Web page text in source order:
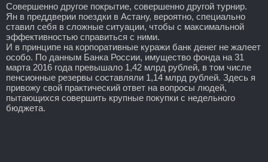
Совершенно другое покрытие, совершенно другой турнир.
Ян в преддверии поездки в Астану, вероятно, специально
ставил себя в сложные ситуации, чтобы с максимальной
эффективностью справиться с ними.
И в принципе на корпоративные куражи банк денег не жалеет
особо. По данным Банка России, имущество фонда на 31
марта 2016 года превышало 1,42 млрд рублей, в том числе
пенсионные резервы составляли 1,14 млрд рублей. Здесь я
привожу свой практический ответ на вопросы людей,
пытающихся совершить крупные покупки с недельного
бюджета.